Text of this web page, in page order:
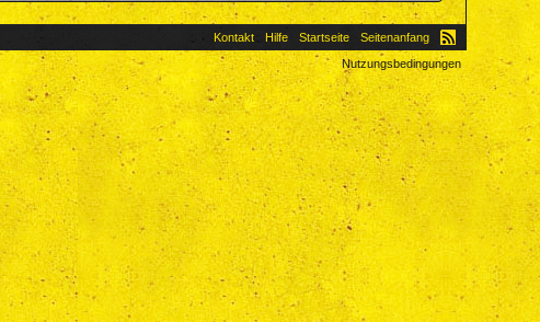
Kontakt Hilfe Startseite
Seitenanfang
Nutzungsbedingungen